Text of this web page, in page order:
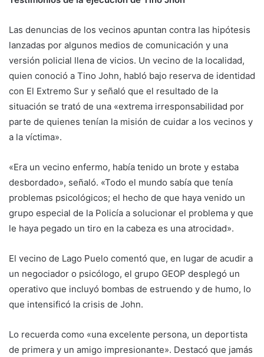
Las denuncias de los vecinos apuntan contra las hipótesis
lanzadas por algunos medios de comunicación y una
versión policial llena de vicios. Un vecino de la localidad,
quien conoció a Tino John, habló bajo reserva de identidad
con El Extremo Sur y señaló que el resultado de la
situación se trató de una «extrema irresponsabilidad por
parte de quienes tenían la misión de cuidar a los vecinos y
a la víctima».
«Era un vecino enfermo, había tenido un brote y estaba
desbordado», señaló. «Todo el mundo sabía que tenía
problemas psicológicos; el hecho de que haya venido un
grupo especial de la Policía a solucionar el problema y que
le haya pegado un tiro en la cabeza es una atrocidad».
El vecino de Lago Puelo comentó que, en lugar de acudir a
un negociador o psicólogo, el grupo GEOP desplegó un
operativo que incluyó bombas de estruendo y de humo, lo
que intensificó la crisis de John.
Lo recuerda como «una excelente persona, un deportista
de primera y un amigo impresionante». Destacó que jamás